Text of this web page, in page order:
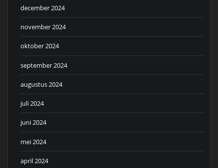
december 2024
november 2024
oktober 2024
september 2024
augustus 2024
juli 2024
juni 2024
mei 2024
april 2024